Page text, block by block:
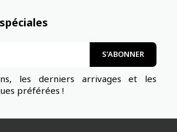
les derniers arrivages et les
préférées !